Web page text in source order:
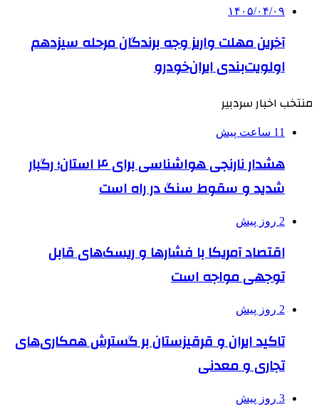
۱۴۰۵/۰۴/۰۹
آخرین مهلت واریز وجه برندگان مرحله سیزدهم
اولویت‌بندی ایران‌خودرو
منتخب اخبار سردبیر
11 ساعت پیش
هشدار نارنجی هواشناسی برای ۴ استان؛ رگبار
شدید و سقوط سنگ در راه است
2 روز پیش
اقتصاد آمریکا با فشارها و ریسک‌های قابل
توجهی مواجه است
2 روز پیش
تاکید ایران و قرقیزستان بر گسترش همکاری‌های
تجاری و معدنی
3 روز پیش